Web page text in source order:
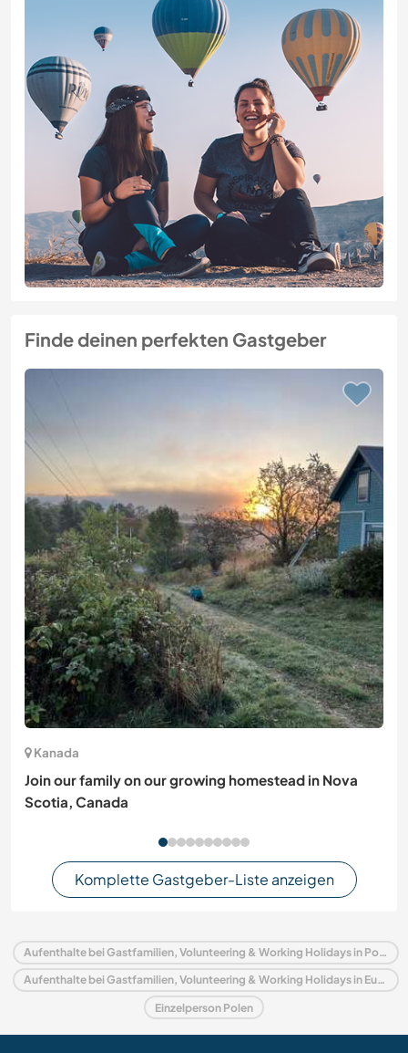
Finde deinen perfekten Gastgeber
Kanada
Join our family on our growing homestead in Nova
Scotia, Canada
Komplette Gastgeber-Liste anzeigen
Aufenthalte bei Gastfamilien, Volunteering & Working Holidays in Polen
Aufenthalte bei Gastfamilien, Volunteering & Working Holidays in Europa
Einzelperson Polen